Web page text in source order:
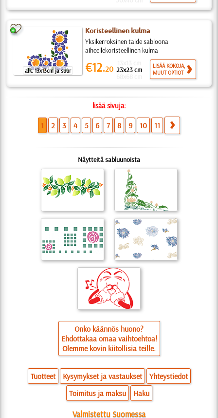
alk. 13x13cm ja suur
Koristeellinen kulma
Yksikerroksinen taide sabloona
aiheellekoristeellinen kulma
€12.20 23x23 cm
LISÄÄ KOKOJA,
MUUT OPTIOT
lisää sivuja:
1 2 3 4 5 6 7 8 9 10 11
Näytteitä sabluunoista
Onko käännös huono?
Ehdottakaa omaa vaihtoehtoa!
Olemme kovin kiitollisia teille.
Tuotteet Kysymykset ja vastaukset
Yhteystiedot
Toimitus ja maksu
Haku
Valmistettu Suomessa